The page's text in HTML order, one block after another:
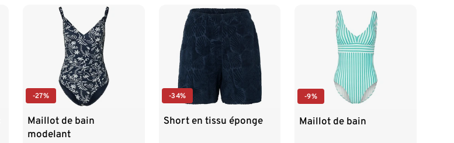
-27%
Maillot de bain
modelant
-34%
Short en tissu éponge
-9%
Maillot de bain